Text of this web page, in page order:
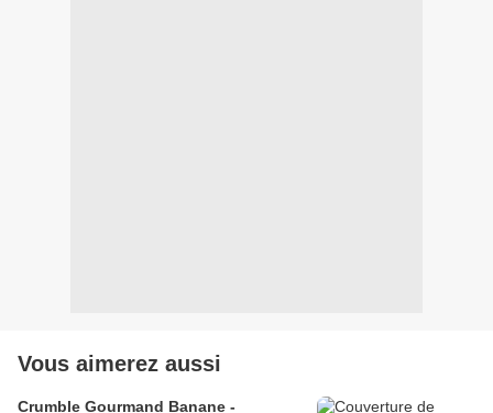
Vous aimerez aussi
Crumble Gourmand Banane -